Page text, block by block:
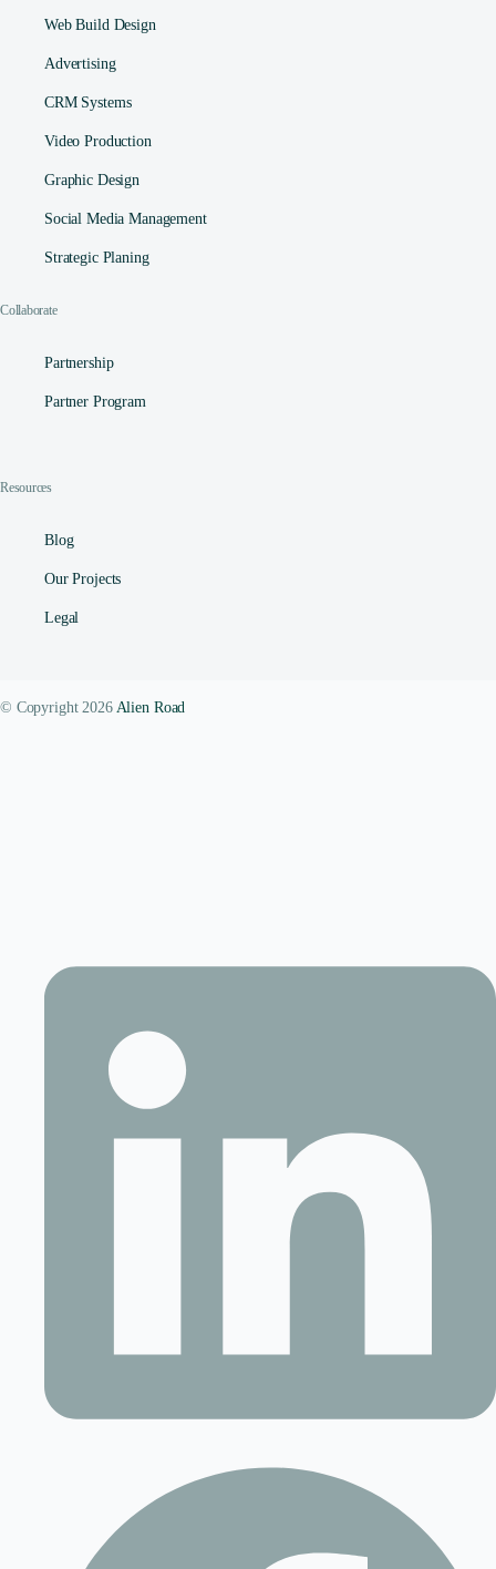
Web Build Design
Advertising
CRM Systems
Video Production
Graphic Design
Social Media Management​
Strategic Planing
Collaborate
Partnership
Partner Program
Resources
Blog
Our Projects
Legal
© Copyright 2026 Alien Road